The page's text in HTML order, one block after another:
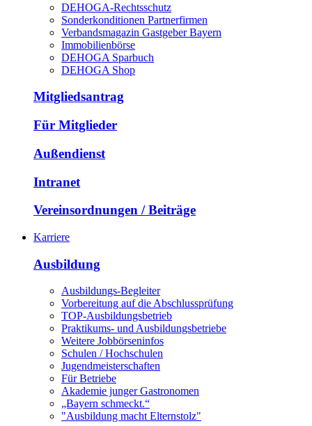
DEHOGA-Rechtsschutz
Sonderkonditionen Partnerfirmen
Verbandsmagazin Gastgeber Bayern
Immobilienbörse
DEHOGA Sparbuch
DEHOGA Shop
Mitgliedsantrag
Für Mitglieder
Außendienst
Intranet
Vereinsordnungen / Beiträge
Karriere
Ausbildung
Ausbildungs-Begleiter
Vorbereitung auf die Abschlussprüfung
TOP-Ausbildungsbetrieb
Praktikums- und Ausbildungsbetriebe
Weitere Jobbörseninfos
Schulen / Hochschulen
Jugendmeisterschaften
Für Betriebe
Akademie junger Gastronomen
„Bayern schmeckt.“
"Ausbildung macht Elternstolz"